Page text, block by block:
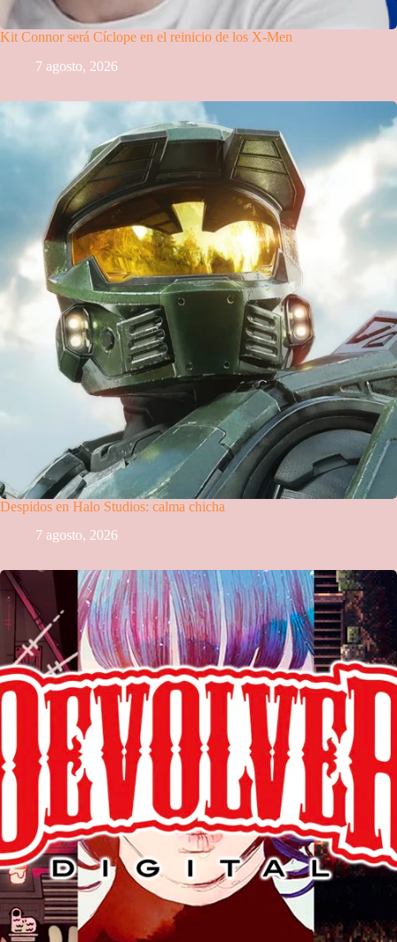
Kit Connor será Cíclope en el reinicio de los X-Men
7 agosto, 2026
Despidos en Halo Studios: calma chicha
7 agosto, 2026